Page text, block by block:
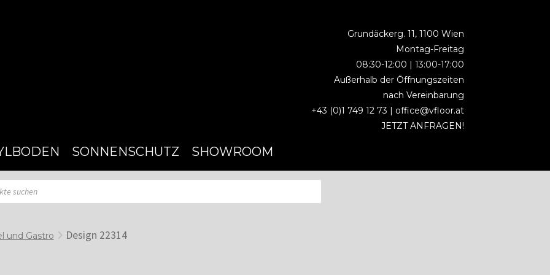
Grundäckerg. 11, 1100 Wien
Montag-Freitag
08:30-12:00 | 13:00-17:00
Außerhalb der Öffnungszeiten
nach Vereinbarung
+43 (0)1 749 12 73 | office@vfloor.at
JETZT ANFRAGEN!
SONNENSCHUTZ SHOWROOM
und Gastro Design 22314